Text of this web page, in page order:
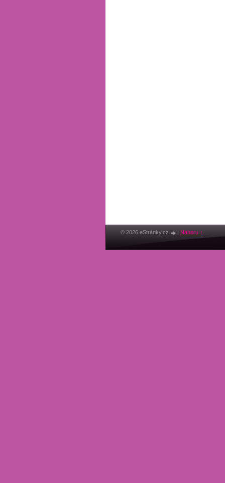
© 2026 eStránky.cz | Nahoru ↑